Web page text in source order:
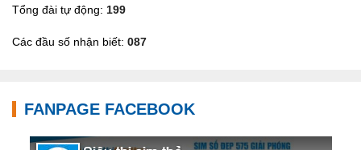
Tổng đài tự động: 199
Các đầu số nhận biết: 087
FANPAGE FACEBOOK